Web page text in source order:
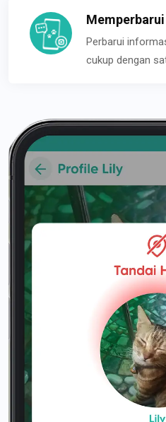
Perbarui
cukup dengan